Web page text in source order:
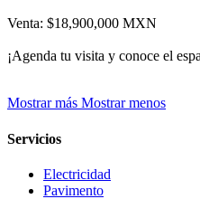
Venta: $18,900,000 MXN
¡Agenda tu visita y conoce el
Mostrar más Mostrar menos
Servicios
Electricidad
Pavimento